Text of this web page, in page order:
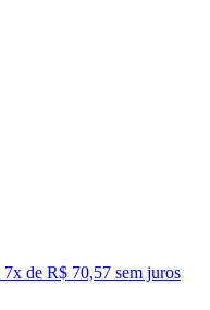
7x de R$ 70,57 sem juros